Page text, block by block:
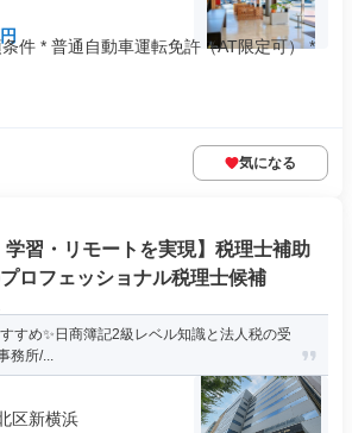
件 * 普通自動車運転免許（AT限定可） *
気になる
学習・リモートを実現】税理士補助
ロフェッショナル税理士候補
すめ✨日商簿記2級レベル知識と法人税の受
務所/...
区新横浜